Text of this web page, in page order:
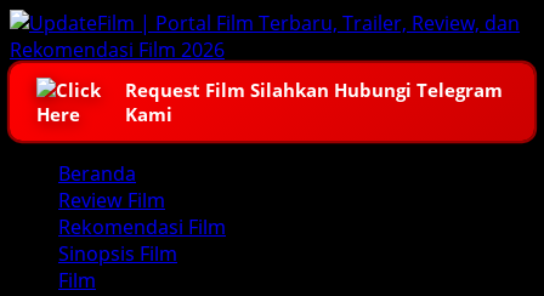
Skip
to
content
Request Film Silahkan Hubungi Telegram
Kami
Primary
Menu
Beranda
Review Film
Rekomendasi Film
Sinopsis Film
Film